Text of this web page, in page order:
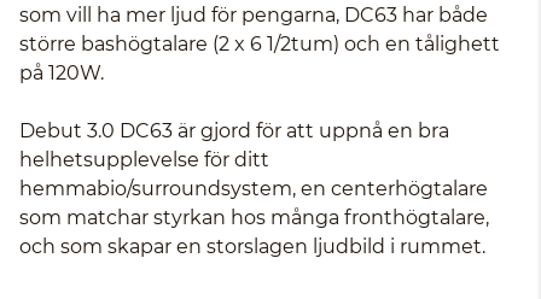
som vill ha mer ljud för pengarna, DC63 har både
större bashögtalare (2 x 6 1/2tum) och en tålighett
på 120W.
Debut 3.0 DC63 är gjord för att uppnå en bra
helhetsupplevelse för ditt
hemmabio/surroundsystem, en centerhögtalare
som matchar styrkan hos många fronthögtalare,
och som skapar en storslagen ljudbild i rummet.